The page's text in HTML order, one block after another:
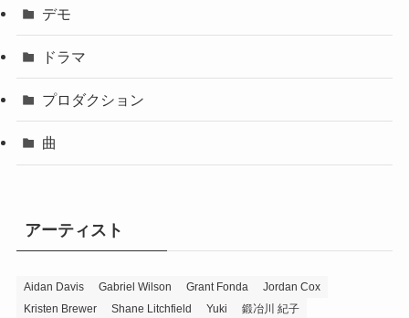
デモ
ドラマ
プロダクション
曲
アーティスト
Aidan Davis Gabriel Wilson Grant Fonda
Jordan Cox
Kristen Brewer
Shane Litchfield Yuki 鍛冶川 紀子